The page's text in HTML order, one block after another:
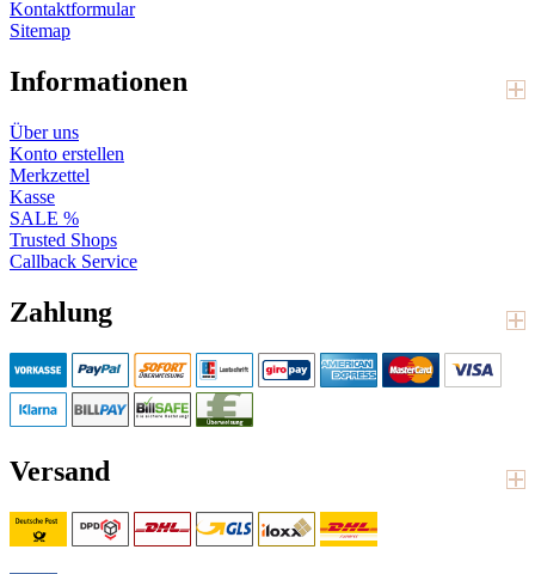
Kontaktformular
Sitemap
Informationen
Über uns
Konto erstellen
Merkzettel
Kasse
SALE %
Trusted Shops
Callback Service
Zahlung
Versand